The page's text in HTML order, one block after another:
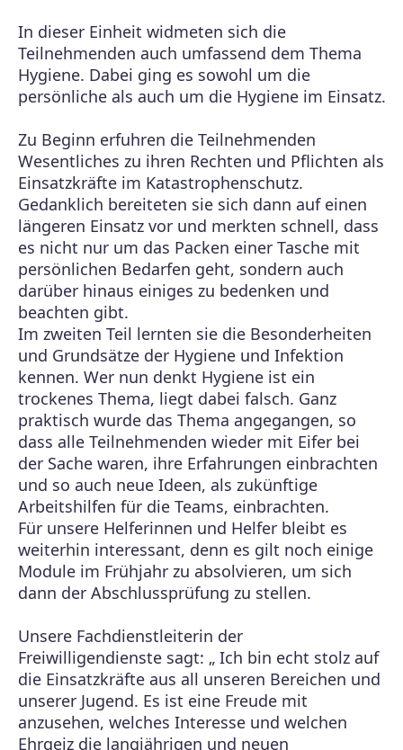
In dieser Einheit widmeten sich die
Teilnehmenden auch umfassend dem Thema
Hygiene. Dabei ging es sowohl um die
persönliche als auch um die Hygiene im Einsatz.
Zu Beginn erfuhren die Teilnehmenden
Wesentliches zu ihren Rechten und Pflichten als
Einsatzkräfte im Katastrophenschutz.
Gedanklich bereiteten sie sich dann auf einen
längeren Einsatz vor und merkten schnell, dass
es nicht nur um das Packen einer Tasche mit
persönlichen Bedarfen geht, sondern auch
darüber hinaus einiges zu bedenken und
beachten gibt.
Im zweiten Teil lernten sie die Besonderheiten
und Grundsätze der Hygiene und Infektion
kennen. Wer nun denkt Hygiene ist ein
trockenes Thema, liegt dabei falsch. Ganz
praktisch wurde das Thema angegangen, so
dass alle Teilnehmenden wieder mit Eifer bei
der Sache waren, ihre Erfahrungen einbrachten
und so auch neue Ideen, als zukünftige
Arbeitshilfen für die Teams, einbrachten.
Für unsere Helferinnen und Helfer bleibt es
weiterhin interessant, denn es gilt noch einige
Module im Frühjahr zu absolvieren, um sich
dann der Abschlussprüfung zu stellen.
Unsere Fachdienstleiterin der
Freiwilligendienste sagt: „ Ich bin echt stolz auf
die Einsatzkräfte aus all unseren Bereichen und
unserer Jugend. Es ist eine Freude mit
anzusehen, welches Interesse und welchen
Ehrgeiz die langjährigen und neuen